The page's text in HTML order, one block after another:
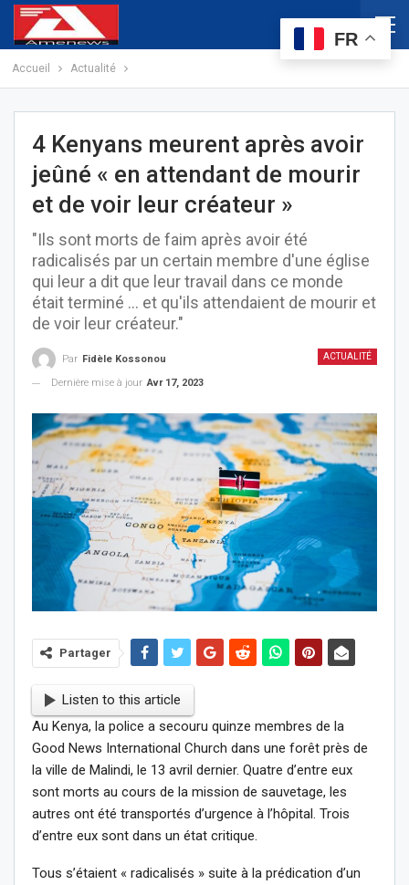
Accueil Actualité
4 Kenyans meurent après avoir
jeûné « en attendant de mourir
et de voir leur créateur »
"Ils sont morts de faim après avoir été
radicalisés par un certain membre d'une église
qui leur a dit que leur travail dans ce monde
était terminé … et qu'ils attendaient de mourir et
de voir leur créateur."
ACTUALITÉ
Par Fidèle Kossonou
Dernière mise à jour Avr 17, 2023
Partager
Listen to this article
Au Kenya, la police a secouru quinze membres de la
Good News International Church dans une forêt près de
la ville de Malindi, le 13 avril dernier. Quatre d’entre eux
sont morts au cours de la mission de sauvetage, les
autres ont été transportés d’urgence à l’hôpital. Trois
d’entre eux sont dans un état critique.
Tous s’étaient « radicalisés » suite à la prédication d’un
FR